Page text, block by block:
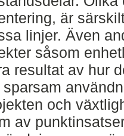
är
linjer. Även
såsom
resultat av hur
sparsam
och
av